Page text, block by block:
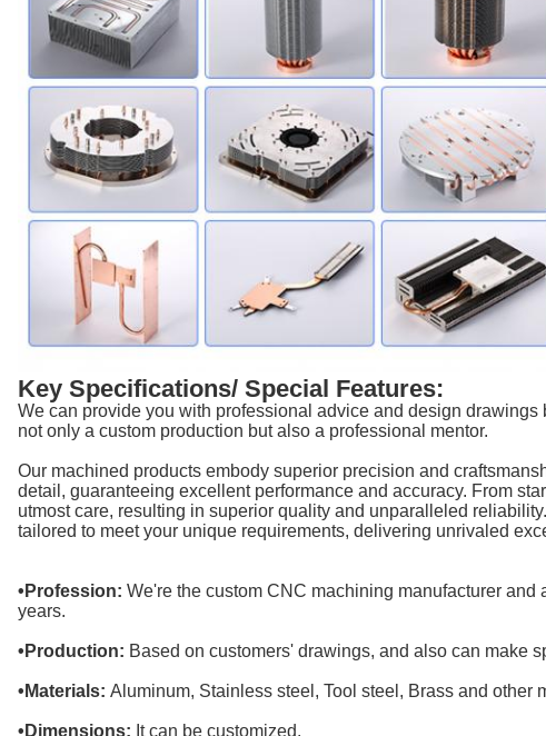
Key Specifications/ Special Features:
We can provide you with professional advice and design
not only a custom production but also a professional mentor.
Our machined products embody superior precision and
detail, guaranteeing excellent performance and accuracy. From
utmost care, resulting in superior quality and unparalleled
tailored to meet your unique requirements, delivering unrivaled
•Profession: We're the custom CNC machining manufacturer
years.
•Production: Based on customers' drawings, and also can make
•Materials: Aluminum, Stainless steel, Tool steel, Brass and other
•Dimensions: It can be customized.